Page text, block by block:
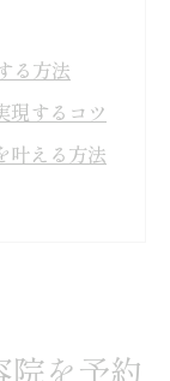
る方法
現するコツ
叶える方法
術で迷わ
に済ませる